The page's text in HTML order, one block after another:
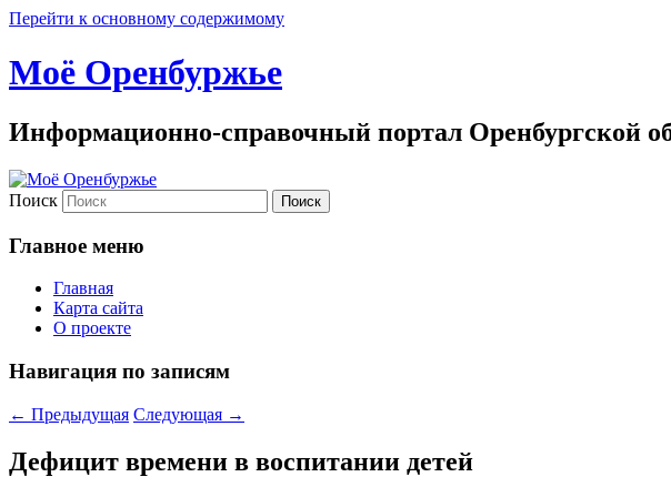
Перейти к основному содержимому
Моё Оренбуржье
Информационно-справочный портал Оренбургской
Поиск
Главное меню
Главная
Карта сайта
О проекте
Навигация по записям
← Предыдущая Следующая →
Дефицит времени в воспитании детей